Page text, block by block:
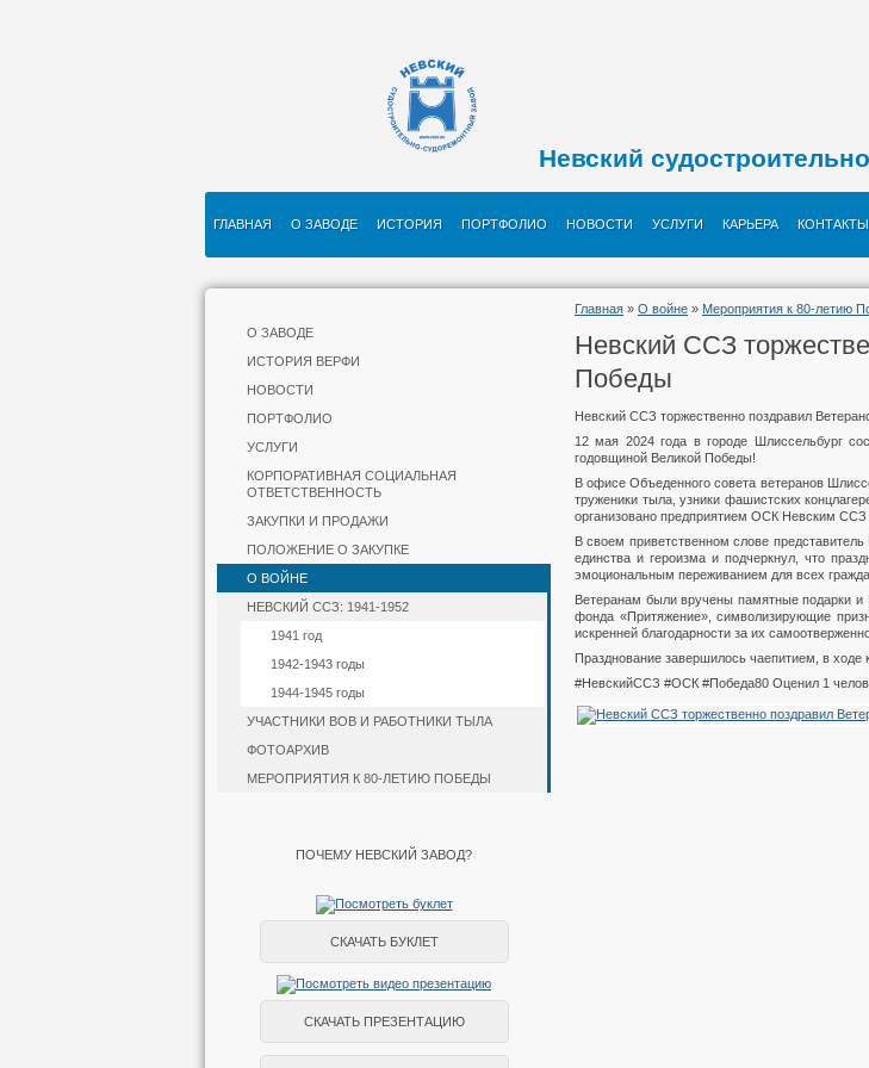
Невский
ГЛАВНАЯ О ЗАВОДЕ ИСТОРИЯ ПОРТФОЛИО НОВОСТИ УСЛУГИ КАРЬЕРА КОНТАКТЫ
О ЗАВОДЕ
ИСТОРИЯ ВЕРФИ
НОВОСТИ
ПОРТФОЛИО
УСЛУГИ
КОРПОРАТИВНАЯ СОЦИАЛЬНАЯ
ОТВЕТСТВЕННОСТЬ
ЗАКУПКИ И ПРОДАЖИ
ПОЛОЖЕНИЕ О ЗАКУПКЕ
О ВОЙНЕ
НЕВСКИЙ ССЗ: 1941-1952
1941 год
1942-1943 годы
1944-1945 годы
УЧАСТНИКИ ВОВ И РАБОТНИКИ ТЫЛА
ФОТОАРХИВ
МЕРОПРИЯТИЯ К 80-ЛЕТИЮ ПОБЕДЫ
ПОЧЕМУ НЕВСКИЙ ЗАВОД?
СКАЧАТЬ БУКЛЕТ
СКАЧАТЬ ПРЕЗЕНТАЦИЮ
Главная » О войне » Мероприятия к 80-летию
Невский ССЗ
Победы
Невский ССЗ торжественно поздравил
12 мая 2024 года в городе Шлиссельбург
годовщиной Великой Победы!
В офисе Объеденного совета ветеранов
труженики тыла, узники фашистских
организовано предприятием ОСК Невским
В своем приветственном слове
единства и героизма и подчеркнул, что
эмоциональным переживанием для всех
Ветеранам были вручены памятные подарки и
фонда «Притяжение», символизирующие
искренней благодарности за их
Празднование завершилось чаепитием, в ходе
#НевскийССЗ #ОСК #Победа80 Оценил 1